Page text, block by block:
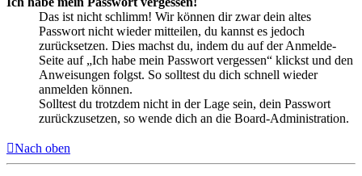
Das ist nicht schlimm! Wir können dir zwar dein altes
Passwort nicht wieder mitteilen, du kannst es jedoch
zurücksetzen. Dies machst du, indem du auf der Anmelde-
Seite auf „Ich habe mein Passwort vergessen“ klickst und den
Anweisungen folgst. So solltest du dich schnell wieder
anmelden können.
Solltest du trotzdem nicht in der Lage sein, dein Passwort
zurückzusetzen, so wende dich an die Board-Administration.
Nach oben